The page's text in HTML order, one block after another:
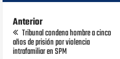
Anterior
Tribunal condena hombre a cinco
años de prisión por violencia
intrafamiliar en SPM